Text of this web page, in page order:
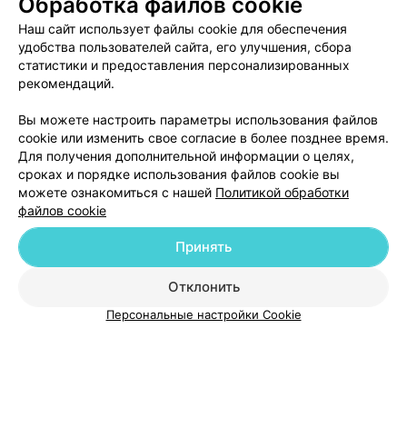
Добавить компанию
Наш сайт использует файлы cookie для обеспечения
удобства пользователей сайта, его улучшения, сбора
статистики и предоставления персонализированных
рекомендаций.
Вы можете настроить параметры использования файлов
cookie или изменить свое согласие в более позднее время.
Для получения дополнительной информации о целях,
сроках и порядке использования файлов cookie вы
можете ознакомиться с нашей Политикой обработки
файлов cookie
Отклонить
Принять
Персональные настройки Cookie